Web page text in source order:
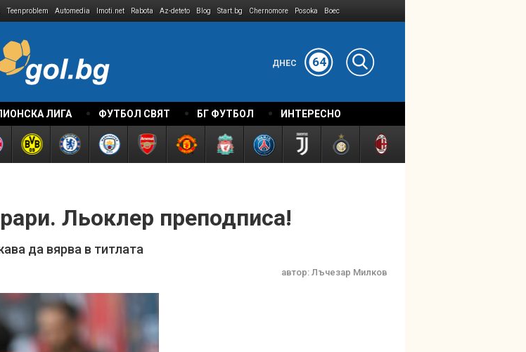
Teenproblem Automedia Imoti.net Rabota Az-deteto Blog Start.bg Chernomore Posoka Boec
ДНЕС 64
ЛИГА ФУТБОЛ СВЯТ БГ ФУТБОЛ ИНТЕРЕСНО
Льоклер преподписа!
да вярва в титлата
автор: Лъчезар Милков